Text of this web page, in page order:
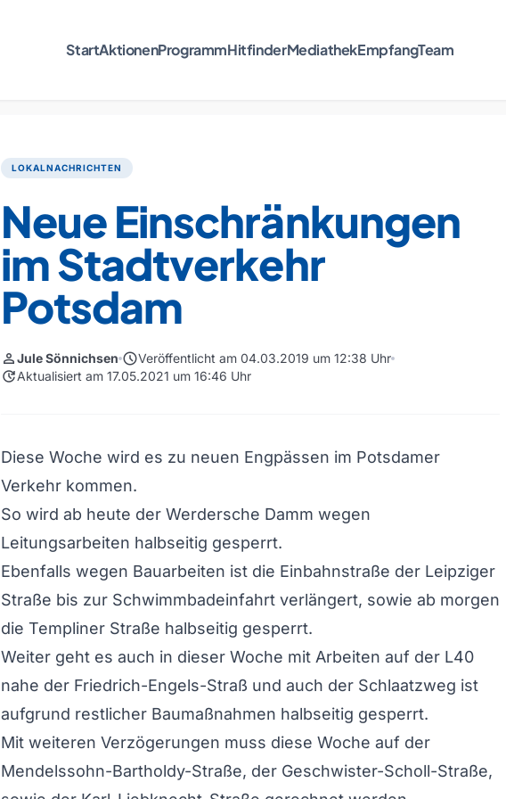
StartAktionenProgrammHitfinderMediathekEmpfangTeam
LOKALNACHRICHTEN
Neue Einschränkungen
im Stadtverkehr
Potsdam
personJule Sönnichsen scheduleVeröffentlicht am 04.03.2019 um 12:38 Uhr
updateAktualisiert am 17.05.2021 um 16:46 Uhr
Diese Woche wird es zu neuen Engpässen im Potsdamer
Verkehr kommen.
So wird ab heute der Werdersche Damm wegen
Leitungsarbeiten halbseitig gesperrt.
Ebenfalls wegen Bauarbeiten ist die Einbahnstraße der Leipziger
Straße bis zur Schwimmbadeinfahrt verlängert, sowie ab morgen
die Templiner Straße halbseitig gesperrt.
Weiter geht es auch in dieser Woche mit Arbeiten auf der L40
nahe der Friedrich-Engels-Straß und auch der Schlaatzweg ist
aufgrund restlicher Baumaßnahmen halbseitig gesperrt.
Mit weiteren Verzögerungen muss diese Woche auf der
Mendelssohn-Bartholdy-Straße, der Geschwister-Scholl-Straße,